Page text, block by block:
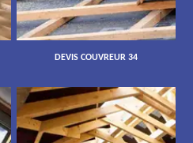
DEVIS COUVREUR 34